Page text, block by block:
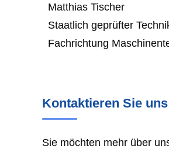
Matthias Tischer
Staatlich geprüfter
Fachrichtung
Kontaktieren Sie
Sie möchten mehr über